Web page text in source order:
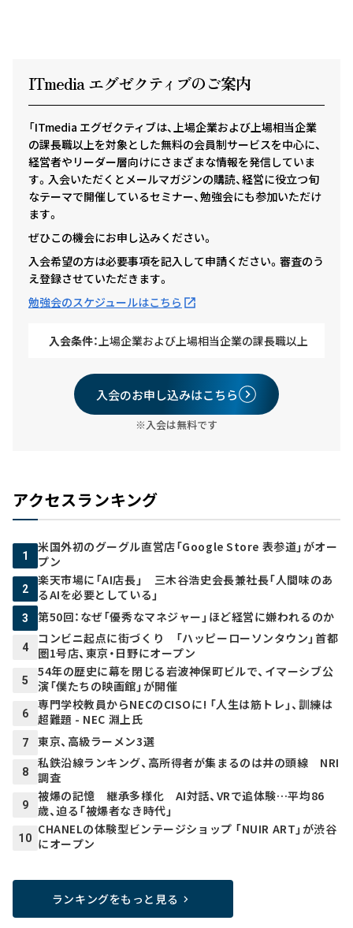
ITmedia エグゼクティ ブのご案内
「ITmedia エグゼクティブは、上場企業および上場相当企業
の課長職以上を対象とした無料の会員制サービスを中心に、
経営者やリーダー層向けにさまざまな情報を発信していま
す。入会いただくとメールマガジンの購読、経営に役立つ旬
なテーマで開催しているセミナー、勉強会にも参加いただけ
ます。
ぜひこの機会にお申し込みください。
入会希望の方は必要事項を記入して申請ください。審査のう
え登録させていただきます。
勉強会のスケジュールはこちら
入会条件：上場企業および上場相当企業の課長職以上
入会のお申し込みはこちら
※入会は無料です
アクセスランキング
1
米国外初のグーグル直営店「Google Store 表参道」がオー
プン
2
楽天市場に「AI店長」 三木谷浩史会長兼社長「人間味のあ
るAIを必要としている」
3 第50回：なぜ「優秀なマネジャー」ほど経営に嫌われるのか
4
コンビニ起点に街づくり 「ハッピーローソンタウン」首都
圏1号店、東京・日野にオープン
5
54年の歴史に幕を閉じる岩波神保町ビルで、イマーシブ公
演「僕たちの映画館」が開催
6
専門学校教員からNECのCISOに! 「人生は筋トレ」、訓練は
超難題 - NEC 淵上氏
7 東京、高級ラーメン3選
8
私鉄沿線ランキング、高所得者が集まるのは井の頭線 NRI
調査
9
被爆の記憶 継承多様化 AI対話、VRで追体験…平均86
歳、迫る「被爆者なき時代」
10
CHANELの体験型ビンテージショップ 「NUIR ART」が渋谷
にオープン
ランキングをもっと見る